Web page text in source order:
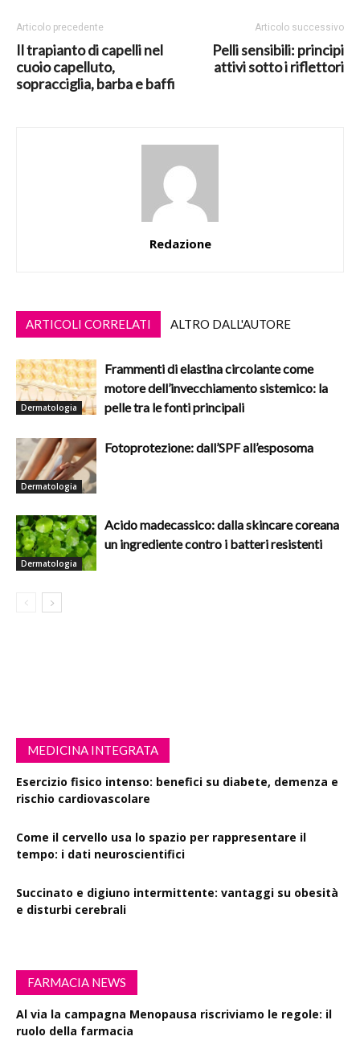
Articolo precedente
Il trapianto di capelli nel
cuoio capelluto,
sopracciglia, barba e baffi
Articolo successivo
Pelli sensibili: principi
attivi sotto i riflettori
Redazione
ARTICOLI CORRELATI ALTRO DALL'AUTORE
Dermatologia
Frammenti di elastina circolante come
motore dell’invecchiamento sistemico: la
pelle tra le fonti principali
Dermatologia
Fotoprotezione: dall’SPF all’esposoma
Dermatologia
Acido madecassico: dalla skincare coreana
un ingrediente contro i batteri resistenti
MEDICINA INTEGRATA
Esercizio fisico intenso: benefici su diabete, demenza e
rischio cardiovascolare
Come il cervello usa lo spazio per rappresentare il
tempo: i dati neuroscientifici
Succinato e digiuno intermittente: vantaggi su obesità
e disturbi cerebrali
FARMACIA NEWS
Al via la campagna Menopausa riscriviamo le regole: il
ruolo della farmacia